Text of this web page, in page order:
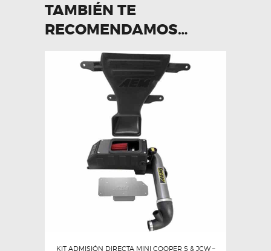
TAMBIÉN TE
RECOMENDAMOS…
KIT ADMISIÓN DIRECTA MINI COOPER S & JCW –